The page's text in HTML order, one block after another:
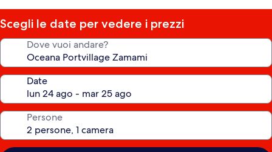
stelle
Scegli le date per vedere i prezzi
Dove vuoi andare?
Date
Persone